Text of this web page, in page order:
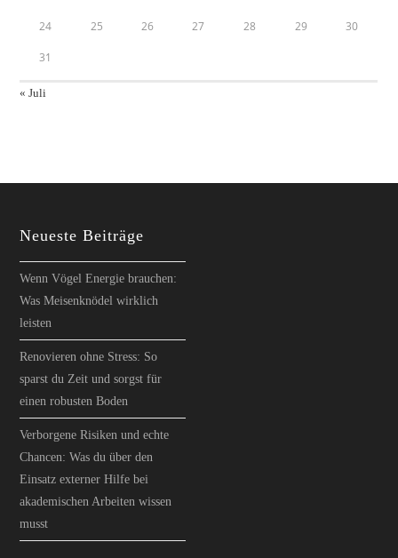
24 25 26 27 28 29 30
31
« Juli
Neueste Beiträge
Wenn Vögel Energie brauchen:
Was Meisenknödel wirklich
leisten
Renovieren ohne Stress: So
sparst du Zeit und sorgst für
einen robusten Boden
Verborgene Risiken und echte
Chancen: Was du über den
Einsatz externer Hilfe bei
akademischen Arbeiten wissen
musst